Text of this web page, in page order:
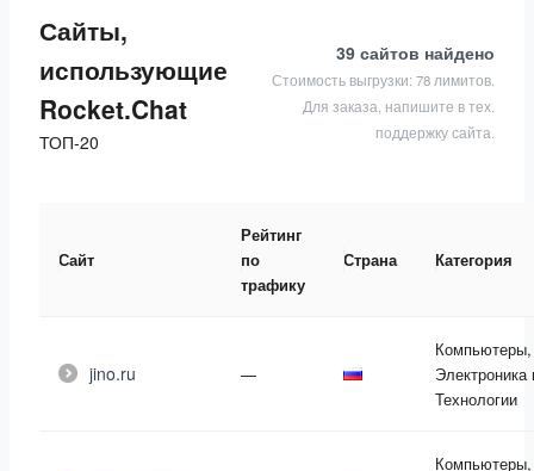
Сайты,
использующие
Rocket.Chat
ТОП-20
39 сайтов найдено
Стоимость выгрузки: 78 лимитов.
Для заказа, напишите в тех.
поддержку сайта.
Сайт
Рейтинг
по
трафику
Страна Категория
jino.ru —
Компьютеры,
Электроника
Технологии
Компьютеры,